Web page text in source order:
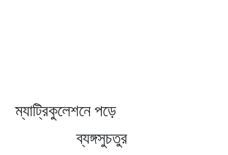
ম্যাট্রিকুলেশনে পড়ে
ব্যঙ্গসুচতুর